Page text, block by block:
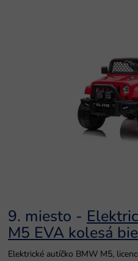
9. miesto -
M5 EVA kolesá
Elektrické autíčko BMW M5,